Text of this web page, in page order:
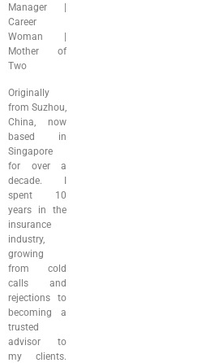
Manager |
Career
Woman |
Mother of
Two
Originally
from Suzhou,
China, now
based in
Singapore
for over a
decade. I
spent 10
years in the
insurance
industry,
growing
from cold
calls and
rejections to
becoming a
trusted
advisor to
my clients.